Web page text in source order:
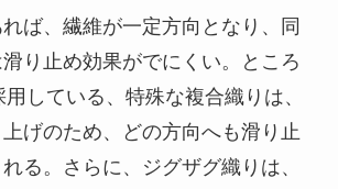
ば、繊維が一定方向となり、同
り止め効果がでにくい。ところ
している、特殊な複合織りは、
げのため、どの方向へも滑り止
る。さらに、ジグザグ織りは、